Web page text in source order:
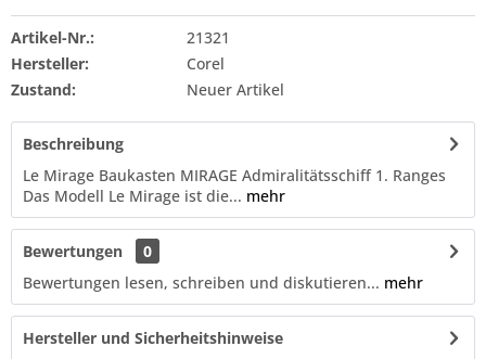
Artikel-Nr.:
21321
Hersteller:
Corel
Zustand:
Neuer Artikel
Beschreibung
Le Mirage Baukasten MIRAGE Admiralitätsschiff 1. Ranges
Das Modell Le Mirage ist die... mehr
Bewertungen
0
Bewertungen lesen, schreiben und diskutieren... mehr
Hersteller und Sicherheitshinweise